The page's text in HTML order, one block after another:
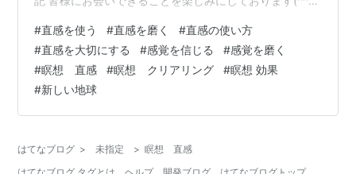
た。 16時ごろ、窓を全開にした部屋で ふと温度計を見る
と27度でびっくりしました！ 11月にこの気温！と驚きま
したが、 湿度が低いので空気が軽やかで心地よく、 今年
は夏も暑かったですから、 すぐに寒くならず、 こうして
穏やかな秋がのんびりと進むのも いいも…
#直感を使う #直感を磨く #直感の使い方
#直感を大切にする #感覚を信じる #感覚を磨く
#瞑想 直感 #瞑想 クリアリング #瞑想 効果
#新しい地球
はてなブログ > 未指定 > 瞑想 直感